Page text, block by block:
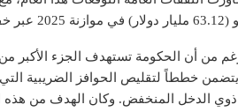
الضرائب.
من أن الحكومة تستهدف الجزء الأكبر
يتضمن خططاً لتقليص الحوافز الضريبية